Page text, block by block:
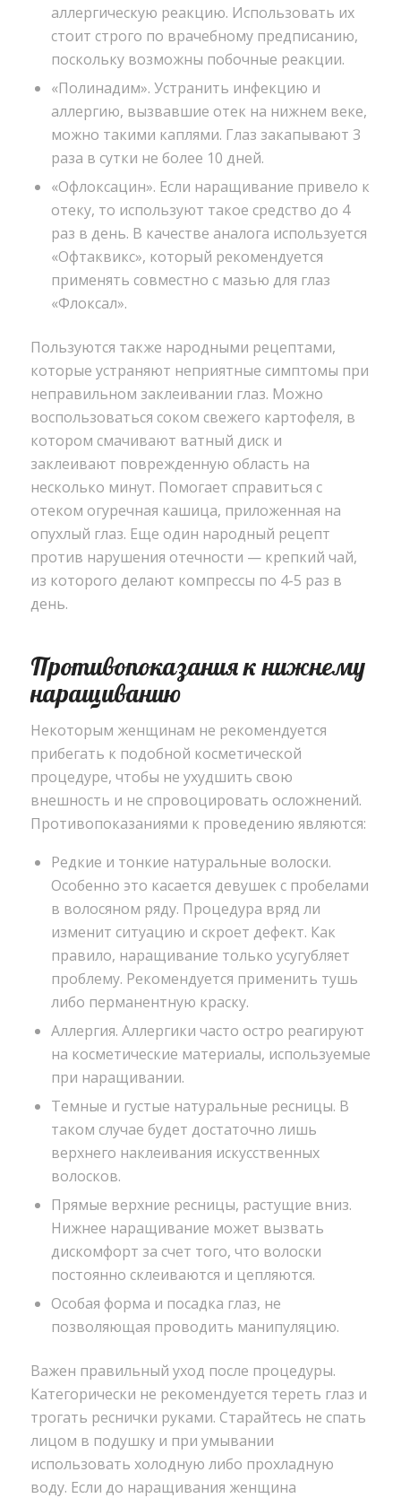
аллергическую реакцию. Использовать их
стоит строго по врачебному предписанию,
поскольку возможны побочные реакции.
«Полинадим». Устранить инфекцию и
аллергию, вызвавшие отек на нижнем веке,
можно такими каплями. Глаз закапывают 3
раза в сутки не более 10 дней.
«Офлоксацин». Если наращивание привело к
отеку, то используют такое средство до 4
раз в день. В качестве аналога используется
«Офтаквикс», который рекомендуется
применять совместно с мазью для глаз
«Флоксал».
Пользуются также народными рецептами,
которые устраняют неприятные симптомы при
неправильном заклеивании глаз. Можно
воспользоваться соком свежего картофеля, в
котором смачивают ватный диск и
заклеивают поврежденную область на
несколько минут. Помогает справиться с
отеком огуречная кашица, приложенная на
опухлый глаз. Еще один народный рецепт
против нарушения отечности — крепкий чай,
из которого делают компрессы по 4-5 раз в
день.
Противопоказания к нижнему
наращиванию
Некоторым женщинам не рекомендуется
прибегать к подобной косметической
процедуре, чтобы не ухудшить свою
внешность и не спровоцировать осложнений.
Противопоказаниями к проведению являются:
Редкие и тонкие натуральные волоски.
Особенно это касается девушек с пробелами
в волосяном ряду. Процедура вряд ли
изменит ситуацию и скроет дефект. Как
правило, наращивание только усугубляет
проблему. Рекомендуется применить тушь
либо перманентную краску.
Аллергия. Аллергики часто остро реагируют
на косметические материалы, используемые
при наращивании.
Темные и густые натуральные ресницы. В
таком случае будет достаточно лишь
верхнего наклеивания искусственных
волосков.
Прямые верхние ресницы, растущие вниз.
Нижнее наращивание может вызвать
дискомфорт за счет того, что волоски
постоянно склеиваются и цепляются.
Особая форма и посадка глаз, не
позволяющая проводить манипуляцию.
Важен правильный уход после процедуры.
Категорически не рекомендуется тереть глаз и
трогать реснички руками. Старайтесь не спать
лицом в подушку и при умывании
использовать холодную либо прохладную
воду. Если до наращивания женщина